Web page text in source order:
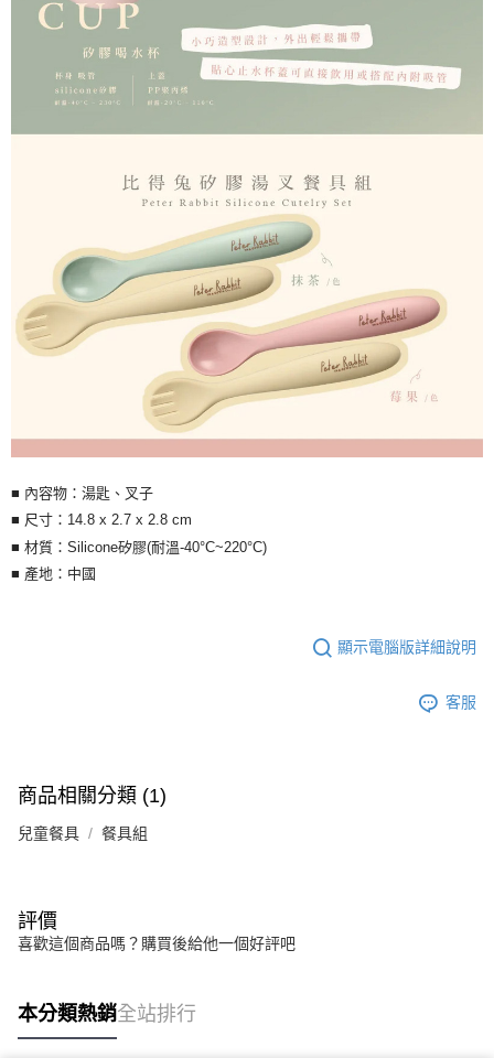
■ 內容物：湯匙、叉子
■ 尺寸：14.8 x 2.7 x 2.8 cm
■ 材質：Silicone矽膠(耐溫-40°C~220°C)
■ 產地：中國
顯示電腦版詳細說明
客服
商品相關分類 (1)
兒童餐具 餐具組
評價
喜歡這個商品嗎？購買後給他一個好評吧
本分類熱銷全站排行